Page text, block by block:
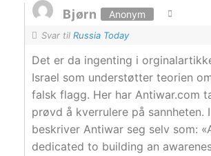
Bjørn Anonym
Svar tilRussia Today
Det er da ingenting i
Israel som understøtter teorien
falsk flagg. Her har Antiwar.com
prøvd å kverrulere på sannheten.
beskriver Antiwar seg selv som:
dedicated to building an